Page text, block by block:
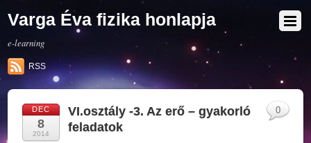
Varga Éva fizika honlapja
e-learning
RSS
DEC
8
2014
VI.osztály -3. Az erő – gyakorló
feladatok
0